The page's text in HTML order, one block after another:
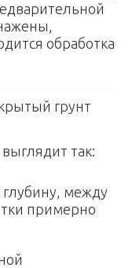
обработка
грунт
так:
между
примерно